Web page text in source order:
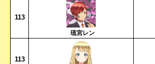
113
琉宮レン
113